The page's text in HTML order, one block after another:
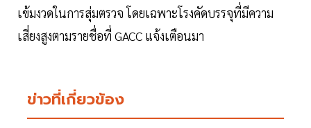
เข้มงวดในการสุ่มตรวจ โดยเฉพาะโรงคัดบรรจุที่มีความ
เสี่ยงสูงตามรายชื่อที่ GACC แจ้งเตือนมา
ข่าวที่เกี่ยวข้อง